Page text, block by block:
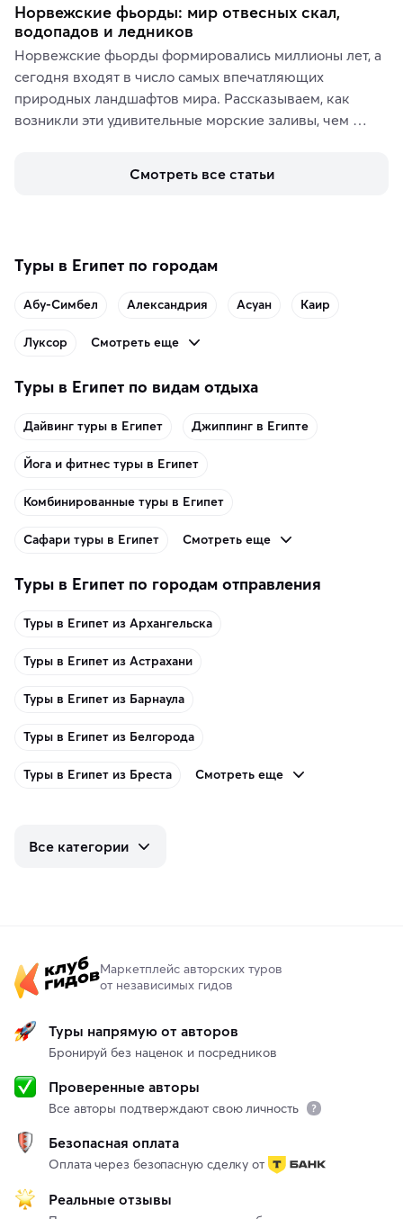
Норвежские фьорды: мир отвесных скал,
водопадов и ледников
Норвежские фьорды формировались миллионы лет, а
сегодня входят в число самых впечатляющих
природных ландшафтов мира. Рассказываем, как
возникли эти удивительные морские заливы, чем
включить в маршрут по Норвегии.
Смотреть все статьи
Туры в Египет по городам
Абу-Симбел Александрия Асуан Каир
Луксор Смотреть еще
Туры в Египет по видам отдыха
Дайвинг туры в Египет Джиппинг в Египте
Йога и фитнес туры в Египет
Комбинированные туры в Египет
Сафари туры в Египет Смотреть еще
Туры в Египет по городам отправления
Туры в Египет из Архангельска
Туры в Египет из Астрахани
Туры в Египет из Барнаула
Туры в Египет из Белгорода
Туры в Египет из Бреста Смотреть еще
Все категории
Маркетплейс авторских туров
от независимых гидов
Туры напрямую от авторов
Бронируй без наценок и посредников
Проверенные авторы
Все авторы подтверждают свою личность
Безопасная оплата
Оплата через безопасную сделку от
Реальные отзывы